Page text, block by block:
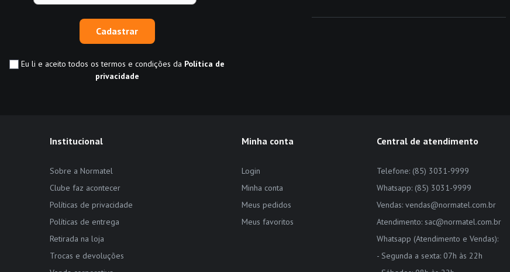
Cadastrar
Eu li e aceito todos os termos e condições da Política de
privacidade
Institucional
Sobre a Normatel
Clube faz acontecer
Políticas de privacidade
Políticas de entrega
Retirada na loja
Trocas e devoluções
Minha conta
Login
Minha conta
Meus pedidos
Meus favoritos
Central de atendimento
Telefone: (85) 3031-9999
Whatsapp: (85) 3031-9999
Vendas: vendas@normatel.com.br
Atendimento: sac@normatel.com.br
Whatsapp (Atendimento e Vendas):
- Segunda a sexta: 07h às 22h